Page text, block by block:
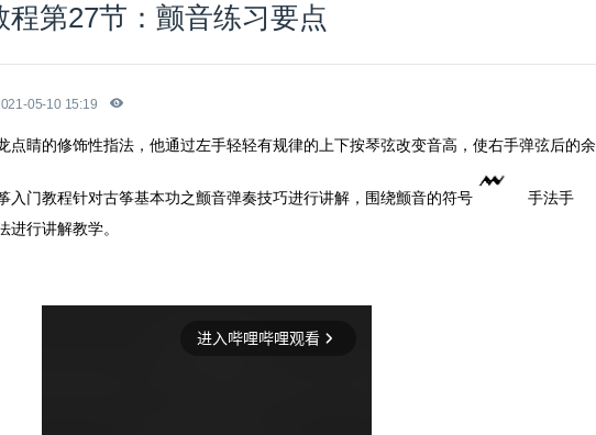
第27节：颤音练习要点
05-10 15:19
点睛的修饰性指法，他通过左手轻轻有规律的上下按琴弦改变音高，使右手弹弦后的余
入门教程针对古筝基本功之颤音弹奏技巧进行讲解，围绕颤音的符号
手法手
进行讲解教学。